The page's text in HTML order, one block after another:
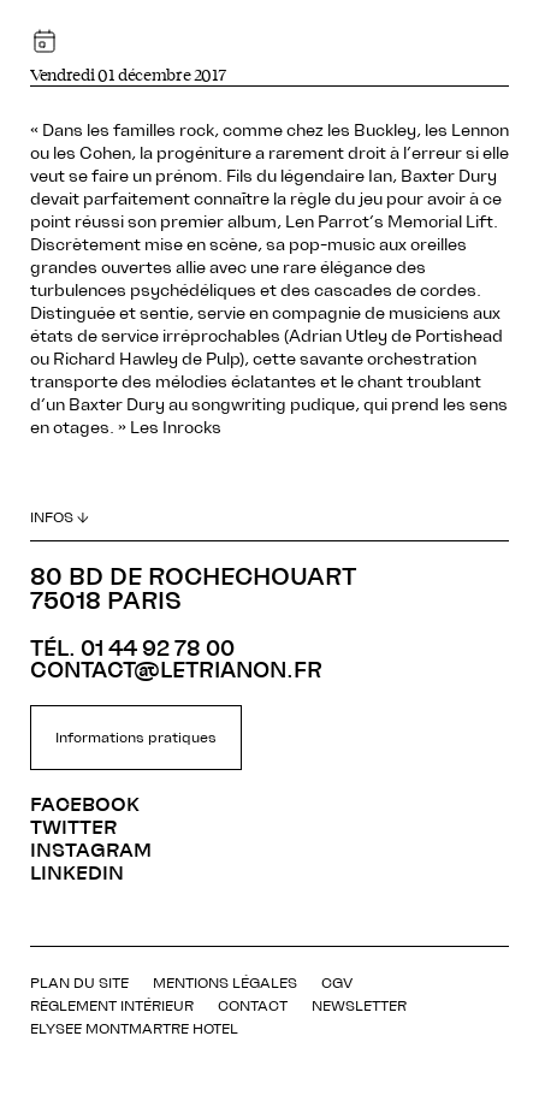
« Dans les familles rock, comme chez les Buckley, les Lennon
ou les Cohen, la progéniture a rarement droit à l’erreur si elle
veut se faire un prénom. Fils du légendaire Ian, Baxter Dury
devait parfaitement connaître la règle du jeu pour avoir à ce
point réussi son premier album, Len Parrot’s Memorial Lift.
Discrètement mise en scène, sa pop-music aux oreilles
grandes ouvertes allie avec une rare élégance des
turbulences psychédéliques et des cascades de cordes.
Distinguée et sentie, servie en compagnie de musiciens aux
états de service irréprochables (Adrian Utley de Portishead
ou Richard Hawley de Pulp), cette savante orchestration
transporte des mélodies éclatantes et le chant troublant
d’un Baxter Dury au songwriting pudique, qui prend les sens
en otages. » Les Inrocks
Vendredi 01 décembre 2017
INFOS ↓
80 BD DE ROCHECHOUART
75018 PARIS
TÉL. 01 44 92 78 00
CONTACT@LETRIANON.FR
Informations pratiques
FACEBOOK
TWITTER
INSTAGRAM
LINKEDIN
PLAN DU SITE MENTIONS LÉGALES
CGV
RÈGLEMENT INTÉRIEUR
CONTACT
NEWSLETTER
ELYSEE MONTMARTRE HOTEL